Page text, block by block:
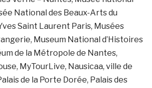
National des Beaux-Arts du
Saint Laurent Paris, Musées
Museum National d’Histoires
de la Métropole de Nantes,
MyTourLive, Nausicaa, ville de
de la Porte Dorée, Palais des